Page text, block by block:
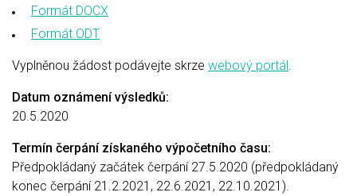
Formát DOCX
Formát ODT
Vyplněnou žádost podávejte skrze webový portál
Datum oznámení výsledků:
20.5.2020
Termín čerpání získaného výpočetního času:
Předpokládaný začátek čerpání 27.5.2020 (předpokládaný
konec čerpání 21.2.2021, 22.6.2021, 22.10.2021).